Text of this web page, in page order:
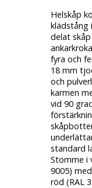
Helskåp
klädstång
delat
fyra och
18 mm
och
karmen
vid 90
standard
Stomme i
9005)
röd (RAL